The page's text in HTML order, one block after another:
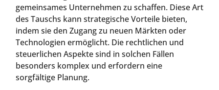
gemeinsames Unternehmen zu schaffen. Diese Art
des Tauschs kann strategische Vorteile bieten,
indem sie den Zugang zu neuen Märkten oder
Technologien ermöglicht. Die rechtlichen und
steuerlichen Aspekte sind in solchen Fällen
besonders komplex und erfordern eine
sorgfältige Planung.